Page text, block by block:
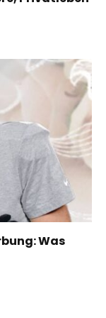
Was